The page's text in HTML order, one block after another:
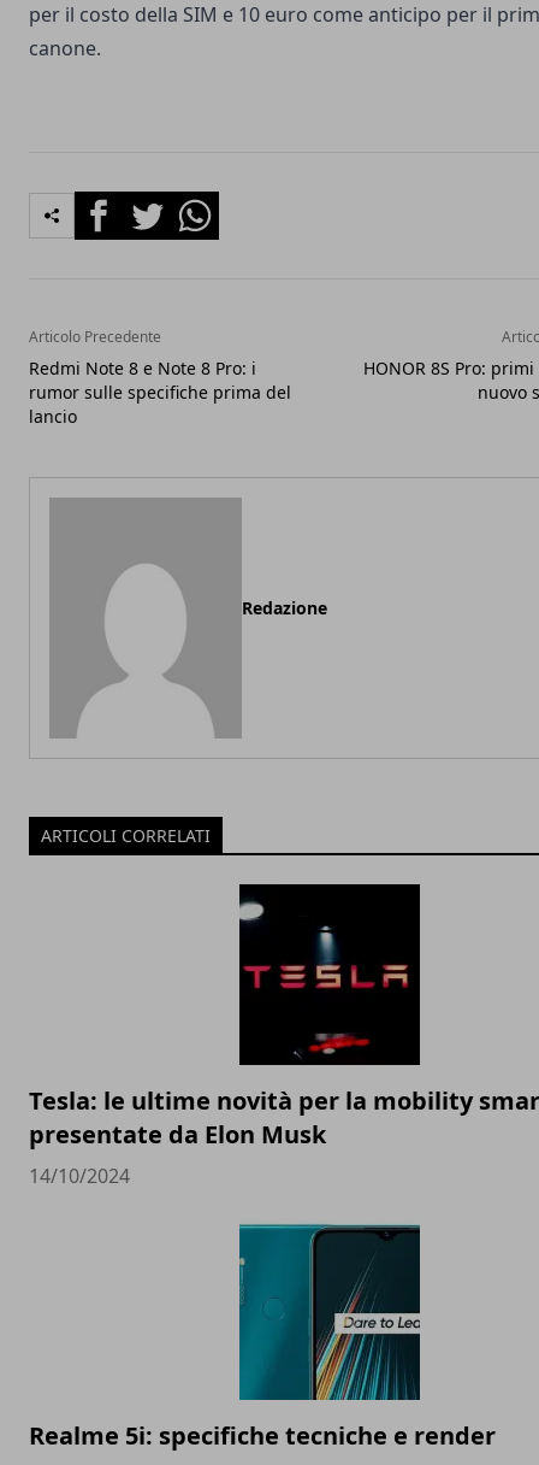
per il costo della SIM e 10 euro come anticipo per il
canone.
FacebookTwitterWhatsapp
Articolo Precedente
Redmi Note 8 e Note 8 Pro: i
rumor sulle specifiche prima del
lancio
HONOR 8S Pro:
nuovo
Redazione
ARTICOLI CORRELATI
Tesla: le ultime novità per la mobility
presentate da Elon Musk
14/10/2024
Realme 5i: specifiche tecniche e render